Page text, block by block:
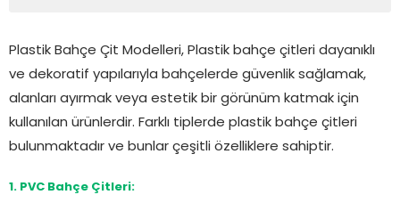
Plastik Bahçe Çit Modelleri, Plastik bahçe çitleri dayanıklı
ve dekoratif yapılarıyla bahçelerde güvenlik sağlamak,
alanları ayırmak veya estetik bir görünüm katmak için
kullanılan ürünlerdir. Farklı tiplerde plastik bahçe çitleri
bulunmaktadır ve bunlar çeşitli özelliklere sahiptir.
1. PVC Bahçe Çitleri: